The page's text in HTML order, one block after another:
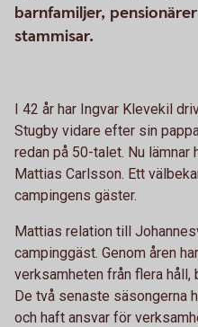
barnfamiljer,
stammisar.
I 42 år har Ingvar Klevekil
Stugby vidare efter sin
redan på 50-talet. Nu
Mattias Carlsson. Ett
campingens gäster.
Mattias relation till
campinggäst. Genom åren
verksamheten från flera håll,
De två senaste säsongerna
och haft ansvar för